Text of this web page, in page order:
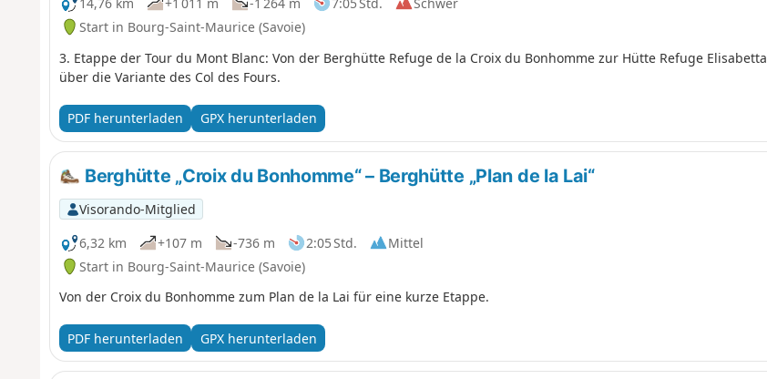
Start in Bourg-Saint-Maurice (Savoie)
3. Etappe der Tour du Mont Blanc: Von der Berghütte Refuge de la Croix du Bonhomme zur Hütte Refuge Elisabetta
über die Variante des Col des Fours.
PDF herunterladen GPX herunterladen
Berghütte „Croix du Bonhomme“ – Berghütte „Plan de la Lai“
Visorando-Mitglied
6,32 km
+107 m -736 m 2:05 Std.
Mittel
Start in Bourg-Saint-Maurice (Savoie)
Von der Croix du Bonhomme zum Plan de la Lai für eine kurze Etappe.
PDF herunterladen GPX herunterladen